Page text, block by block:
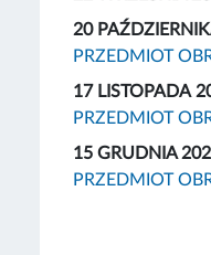
20
PRZEDMIOT
17 LISTOPADA
PRZEDMIOT
15 GRUDNIA
PRZEDMIOT